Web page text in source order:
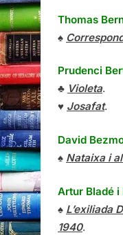
Thomas
♠
Prudenci
♣ Violeta.
♥ Josafat.
David
♠ Nataixa i
Artur Bladé i
♠ L’exiliada
1940.